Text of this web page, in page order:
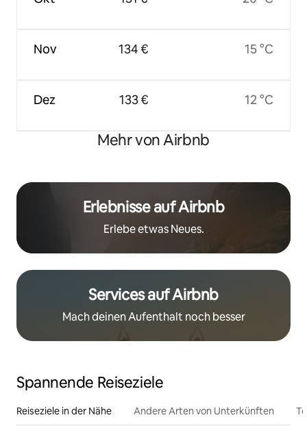
Nov
Dez
134 €
133 €
15 °C
12 °C
Mehr von Airbnb
Erlebnisse auf Airbnb
Erlebe etwas Neues.
Services auf Airbnb
Mach deinen Aufenthalt noch besser
Spannende Reiseziele
Reiseziele in der Nähe Andere Arten von Unterkünften